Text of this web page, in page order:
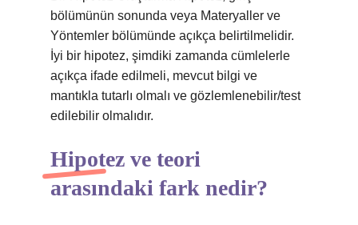
bölümünün sonunda veya Materyaller ve
Yöntemler bölümünde açıkça belirtilmelidir.
İyi bir hipotez, şimdiki zamanda cümlelerle
açıkça ifade edilmeli, mevcut bilgi ve
mantıkla tutarlı olmalı ve gözlemlenebilir/test
edilebilir olmalıdır.
Hipotez ve teori
arasındaki fark nedir?